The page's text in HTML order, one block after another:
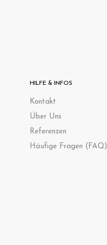
HILFE & INFOS
Kontakt
Über Uns
Referenzen
Häufige Fragen (FAQ)